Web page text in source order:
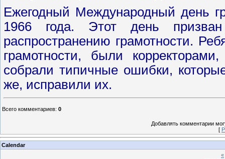
Ежегодный Международный день
1966 года. Этот день
распространению грамотности.
грамотности, были
собрали типичные ошибки,
же, исправили их.
Всего комментариев: 0
Добавлять комментарии
[
Calendar
«